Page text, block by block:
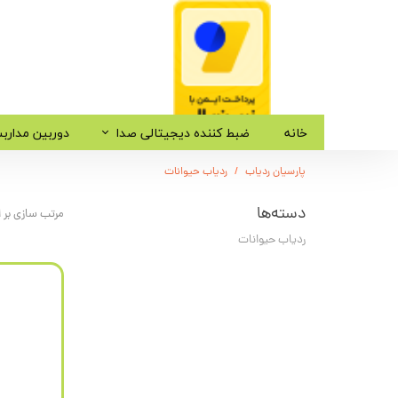
خانه ضبط کننده دیجیتالی صدا دوربین
پارسیان ردیاب ردیاب حیوانات
دسته‌ها
ردیاب حیوانات
مرتب سازی